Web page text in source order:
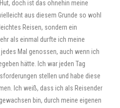
doch ist das ohnehin meine
aus diesem Grunde so wohl
Reisen, sondern ein
als einmal durfte ich meine
Mal genossen, auch wenn ich
hätte. Ich war jeden Tag
stellen und habe diese
Ich weiß, dass ich als Reisender
bin, durch meine eigenen